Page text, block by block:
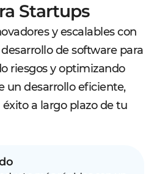
Startups
y escalables con
de software para
riesgos y optimizando
un desarrollo eficiente,
a largo plazo de tu